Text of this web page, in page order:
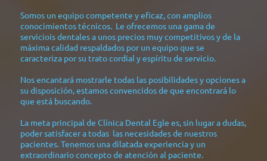
Somos un equipo competente y eficaz, con amplios
conocimientos técnicos. Le ofrecemos una gama de
serviciois dentales a unos precios muy competitivos y de la
máxima calidad respaldados por un equipo que se
caracteriza por su trato cordial y espíritu de servicio.
Nos encantará mostrarle todas las posibilidades y opciones a
su disposición, estamos convencidos de que encontrará lo
que está buscando.
La meta principal de Clínica Dental Egle es, sin lugar a dudas,
poder satisfacer a todas las necesidades de nuestros
pacientes. Tenemos una dilatada experiencia y un
extraordinario concepto de atención al paciente.